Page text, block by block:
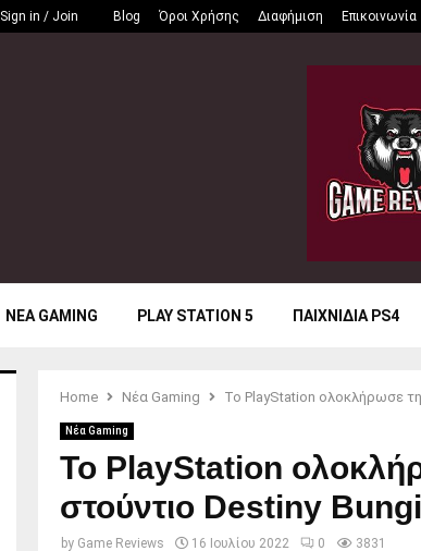
Sign in / Join Blog Όροι Χρήσης Διαφήμιση Επικοινωνία
ΝΕΑ GAMING PLAY STATION 5 ΠΑΙΧΝΙΔΙΑ PS4
Home Νέα Gaming Το PlayStation ολοκλήρωσε
Νέα Gaming
Το PlayStation
στούντιο Destiny
by Game Reviews 16 Ιουλίου 2022 0 3831